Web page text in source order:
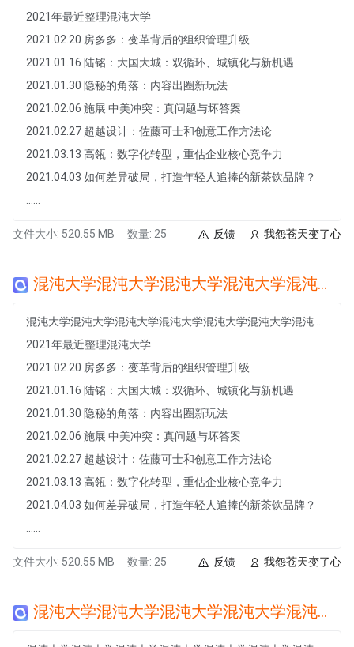
2021年最近整理混沌大学
2021.02.20 房多多：变革背后的组织管理升级
2021.01.16 陆铭：大国大城：双循环、城镇化与新机遇
2021.01.30 隐秘的角落：内容出圈新玩法
2021.02.06 施展 中美冲突：真问题与坏答案
2021.02.27 超越设计：佐藤可士和创意工作方法论
2021.03.13 高瓴：数字化转型，重估企业核心竞争力
2021.04.03 如何差异破局，打造年轻人追捧的新茶饮品牌？
文件大小: 520.55 MB 数量: 25 我怨苍天变了心
反馈
混沌大学混沌大学混沌大学混沌大学混沌大学混沌大学混沌大学混沌大学混沌大学混沌大学混沌大学混沌大学
2021年最近整理混沌大学
2021.02.20 房多多：变革背后的组织管理升级
2021.01.16 陆铭：大国大城：双循环、城镇化与新机遇
2021.01.30 隐秘的角落：内容出圈新玩法
2021.02.06 施展 中美冲突：真问题与坏答案
2021.02.27 超越设计：佐藤可士和创意工作方法论
2021.03.13 高瓴：数字化转型，重估企业核心竞争力
2021.04.03 如何差异破局，打造年轻人追捧的新茶饮品牌？
文件大小: 520.55 MB 数量: 25 我怨苍天变了心
反馈
混沌大学混沌大学混沌大学混沌大学混沌大学混沌大学混沌大学混沌大学混沌大学混沌大学混沌大学混沌大学